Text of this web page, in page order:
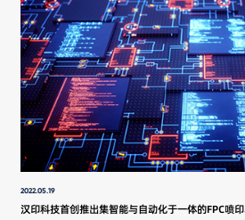
2022.05.19
汉印科技首创推出集智能与自动化于一体的FPC喷